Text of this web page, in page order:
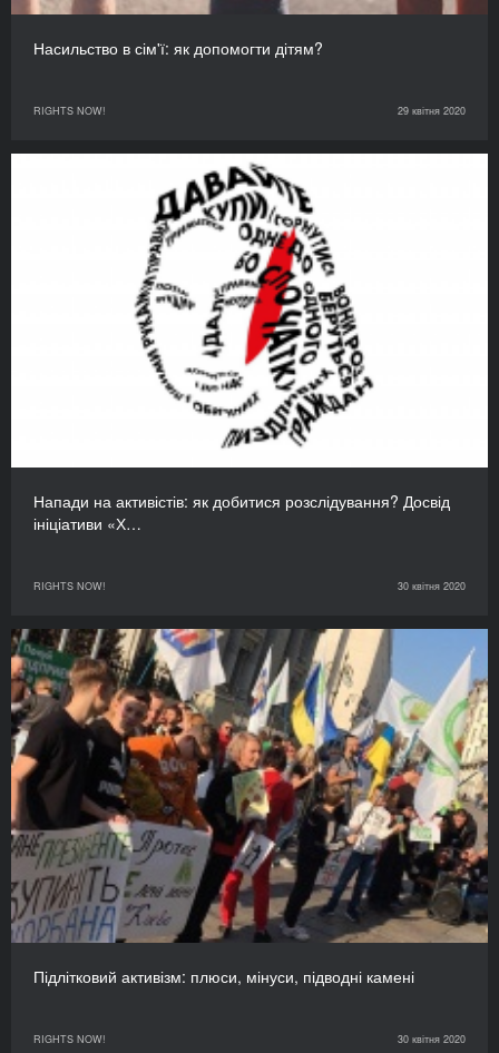
Насильство в сім'ї: як допомогти дітям?
RIGHTS NOW! 29 квітня 2020
Напади на активістів: як добитися розслідування? Досвід
ініціативи «Х…
RIGHTS NOW! 30 квітня 2020
Підлітковий активізм: плюси, мінуси, підводні камені
RIGHTS NOW! 30 квітня 2020